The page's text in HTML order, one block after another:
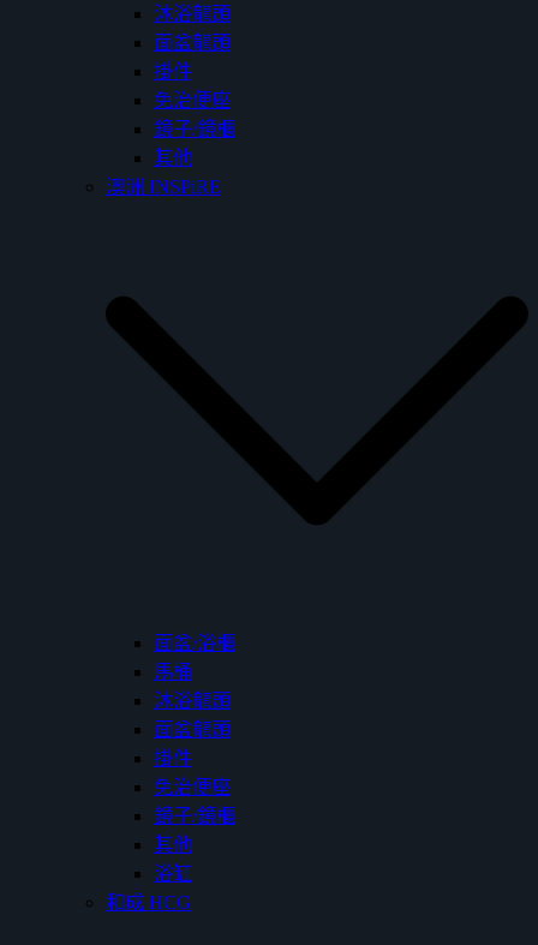
沐浴龍頭
面盆龍頭
掛件
免治便座
鏡子/鏡櫃
其他
澳洲 INSPiRE
面盆/浴櫃
馬桶
沐浴龍頭
面盆龍頭
掛件
免治便座
鏡子/鏡櫃
其他
浴缸
和成 HCG